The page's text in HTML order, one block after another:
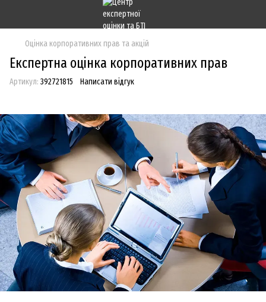
Оцінка корпоративних прав та акцій
Експертна оцінка корпоративних прав
Артикул: 392721815 Написати відгук